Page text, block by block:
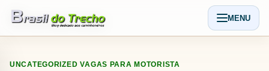
Abrir
MENU
UNCATEGORIZED VAGAS PARA MOTORISTA